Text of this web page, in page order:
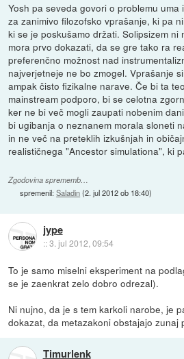
Yosh pa seveda govori o problemu uma
za zanimivo filozofsko vprašanje, ki pa
ki se je poskušamo držati. Solipsizem ni
mora prvo dokazati, da se gre tako ra
preferenčno možnost nad
najverjetneje ne bo zmogel. Vprašanje
ampak čisto fizikalne narave. Če bi ta
mainstream podporo, bi se celotna
ker ne bi več mogli zaupati nobenim
bi ugibanja o neznanem morala sloneti
in ne več na preteklih izkušnjah in
realističnega "Ancestor simulationa", ki
Zgodovina sprememb…
spremenil:Saladin(2. jul 2012 ob 18:40)
jype
::3. jul 2012, 09:54
To je samo miselni eksperiment na
se je zaenkrat zelo dobro odrezal).
Ni nujno, da je s tem karkoli narobe, je
dokazat, da metazakoni obstajajo zunaj
Timurlenk